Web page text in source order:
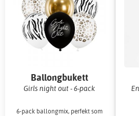
Ballongbukett
Girls night out - 6-pack
6-pack ballongmix, perfekt som